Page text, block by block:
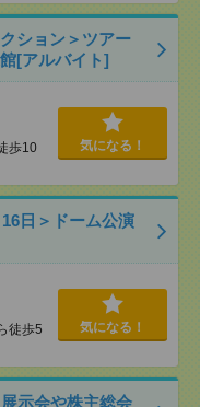
ション＞ツアー
[アルバイト]
歩10
気になる！
日＞ドーム公演
徒歩5
気になる！
示会や株主総会